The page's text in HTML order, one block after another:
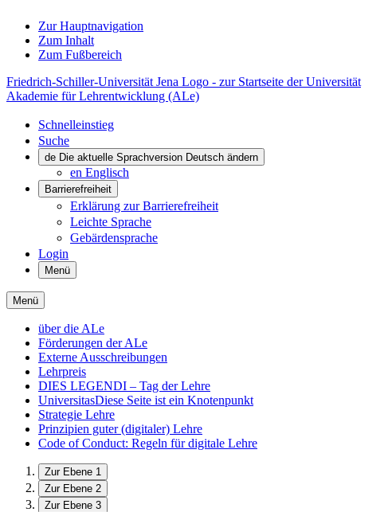
Zur Hauptnavigation
Zum Inhalt
Zum Fußbereich
Friedrich-Schiller-Universität Jena Logo - zur Startseite der Universität
Akademie für Lehrentwicklung (ALe)
Schnelleinstieg
Suche
de Die aktuelle Sprachversion Deutsch ändern
en Englisch
Barrierefreiheit
Erklärung zur Barrierefreiheit
Leichte Sprache
Gebärdensprache
Login
Menü
Menü
über die ALe
Förderungen der ALe
Externe Ausschreibungen
Lehrpreis
DIES LEGENDI – Tag der Lehre
UniversitasDiese Seite ist ein Knotenpunkt
Strategie Lehre
Prinzipien guter (digitaler) Lehre
Code of Conduct: Regeln für digitale Lehre
Zur Ebene 1
Zur Ebene 2
Zur Ebene 3